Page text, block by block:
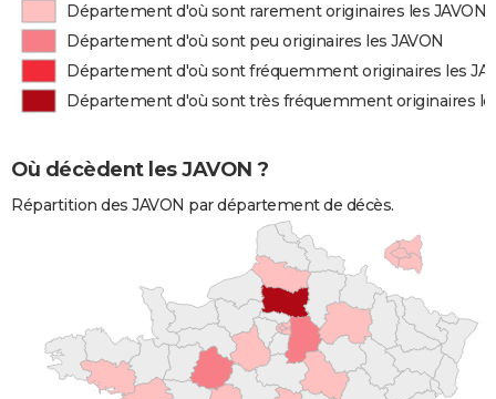
Département d'où sont rarement originaires les JAVON
Département d'où sont peu originaires les JAVON
Département d'où sont fréquemment originaires les
Département d'où sont très fréquemment originaires
Où décèdent les JAVON ?
Répartition des JAVON par département de décès.